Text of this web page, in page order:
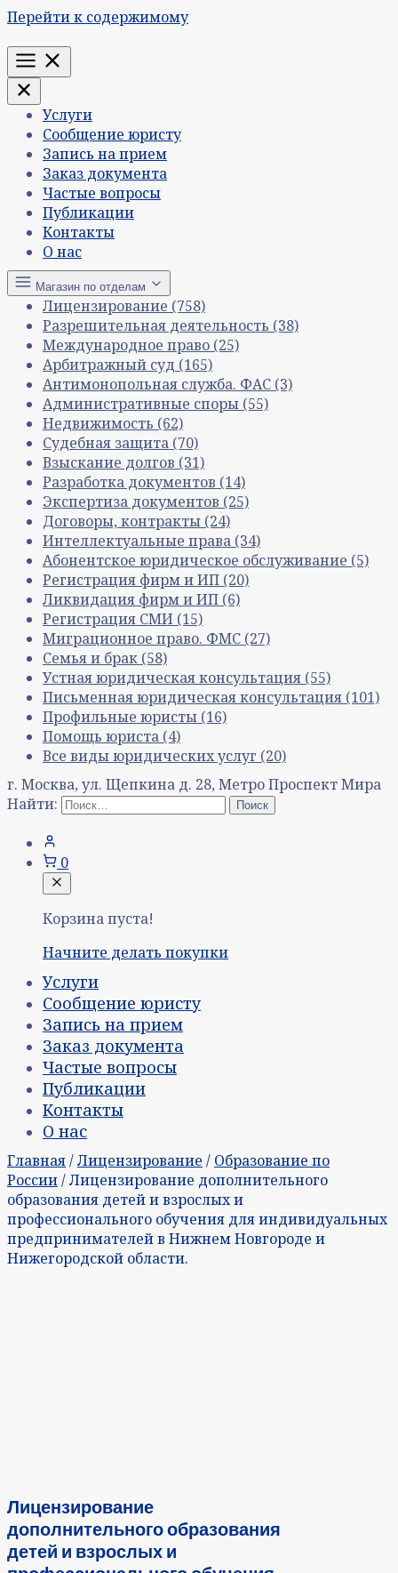
Перейти к содержимому
Меню
Услуги
Сообщение юристу
Запись на прием
Заказ документа
Частые вопросы
Публикации
Контакты
О нас
Магазин по отделам
Лицензирование (758)
Разрешительная деятельность (38)
Международное право (25)
Арбитражный суд (165)
Антимонопольная служба. ФАС (3)
Административные споры (55)
Недвижимость (62)
Судебная защита (70)
Взыскание долгов (31)
Разработка документов (14)
Экспертиза документов (25)
Договоры, контракты (24)
Интеллектуальные права (34)
Абонентское юридическое обслуживание (5)
Регистрация фирм и ИП (20)
Ликвидация фирм и ИП (6)
Регистрация СМИ (15)
Миграционное право. ФМС (27)
Семья и брак (58)
Устная юридическая консультация (55)
Письменная юридическая консультация (101)
Профильные юристы (16)
Помощь юриста (4)
Все виды юридических услуг (20)
г. Москва, ул. Щепкина д. 28, Метро Проспект Мира
Найти:
0
Корзина пуста!
Начните делать покупки
Услуги
Сообщение юристу
Запись на прием
Заказ документа
Частые вопросы
Публикации
Контакты
О нас
Главная/Лицензирование / Образование по
России/ Лицензирование дополнительного
образования детей и взрослых и
профессионального обучения для индивидуальных
предпринимателей в Нижнем Новгороде и
Нижегородской области.
Лицензирование
дополнительного образования
детей и взрослых и